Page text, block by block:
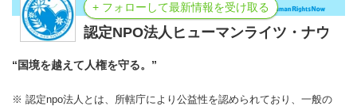
+ フォローして最新情報を受け取る
認定NPO法人ヒューマンライツ・ナウ
“国境を越えて人権を守る。”
※ 認定npo法人とは、所轄庁により公益性を認められており、一般の